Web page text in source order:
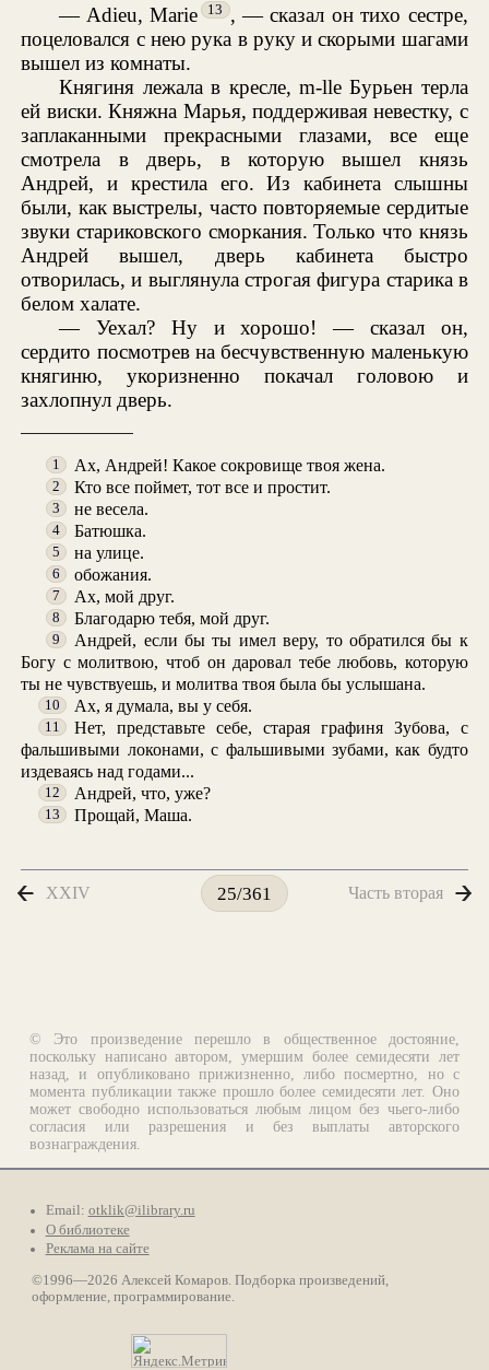
— Adieu, Marie
13 , — сказал он тихо сестре,
поцеловался с нею рука в руку и скорыми шагами
вышел из комнаты.
Княгиня лежала в кресле, m-lle Бурьен терла
ей виски. Княжна Марья, поддерживая невестку, с
заплаканными прекрасными глазами, все еще
смотрела в дверь, в которую вышел князь
Андрей, и крестила его. Из кабинета слышны
были, как выстрелы, часто повторяемые сердитые
звуки стариковского сморкания. Только что князь
Андрей вышел, дверь кабинета быстро
отворилась, и выглянула строгая фигура старика в
белом халате.
— Уехал? Ну и хорошо! — сказал он,
сердито посмотрев на бесчувственную маленькую
княгиню, укоризненно покачал головою и
захлопнул дверь.
1 Ах, Андрей! Какое сокровище твоя жена.
2 Кто все поймет, тот все и простит.
3 не весела.
4 Батюшка.
5 на улице.
6 обожания.
7 Ах, мой друг.
8 Благодарю тебя, мой друг.
9
Андрей, если бы ты имел веру, то обратился бы к
Богу с молитвою, чтоб он даровал тебе любовь, которую
ты не чувствуешь, и молитва твоя была бы услышана.
10 Ах, я думала, вы у себя.
11
Нет, представьте себе, старая графиня Зубова, с
фальшивыми локонами, с фальшивыми зубами, как будто
издеваясь над годами...
12 Андрей, что, уже?
13 Прощай, Маша.
XXIV 25/361 Часть вторая
© Это произведение перешло в общественное достояние,
поскольку написано автором, умершим более семидесяти лет
назад, и опубликовано прижизненно, либо посмертно, но с
момента публикации также прошло более семидесяти лет. Оно
может свободно использоваться любым лицом без чьего-либо
согласия или разрешения и без выплаты авторского
вознаграждения.
Email: otklik@ilibrary.ru
О библиотеке
Реклама на сайте
©1996—2026 Алексей Комаров. Подборка произведений,
оформление, программирование.